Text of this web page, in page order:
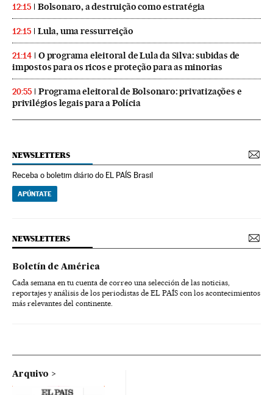
12:15 Bolsonaro, a destruição como estratégia
12:15 Lula, uma ressurreição
21:14
O programa eleitoral de Lula da Silva: subidas de
impostos para os ricos e proteção para as minorias
20:55
Programa eleitoral de Bolsonaro: privatizações e
privilégios legais para a Polícia
NEWSLETTERS
Receba o boletim diário do EL PAÍS Brasil
APÚNTATE
NEWSLETTERS
Boletín de América
Cada semana en tu cuenta de correo una selección de las noticias,
reportajes y análisis de los periodistas de EL PAÍS con los acontecimientos
más relevantes del continente.
Arquivo